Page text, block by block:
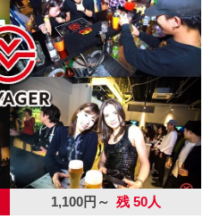
1,100円～ 残 50人